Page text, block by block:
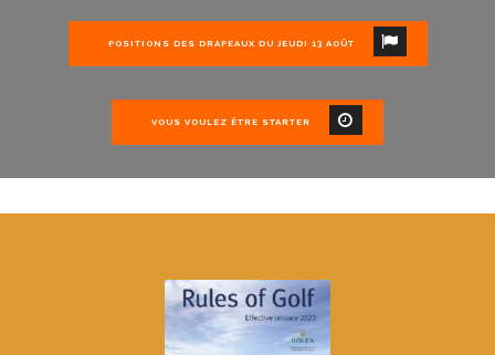
POSITIONS DES DRAPEAUX DU JEUDI 13 AOÛT
VOUS VOULEZ ÊTRE STARTER